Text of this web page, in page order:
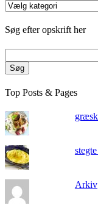
Kategorier
Søg efter opskrift her
Søg
Top Posts & Pages
Arkiv